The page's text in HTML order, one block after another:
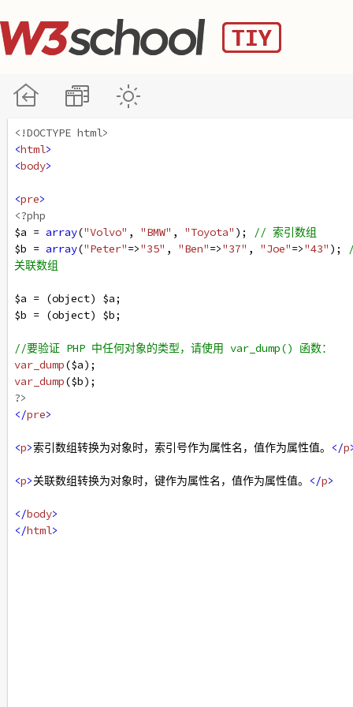
<!DOCTYPE html>
<html>
<body>
<pre>
<?php
$a = array("Volvo" , "BMW" , "Toyota" );
// 索引数组
$b = array("Peter"=>"35" , "Ben"=>"37" , "Joe"=>"43" );
关联数组
$a = (object) $a;
$b = (object) $b;
//要验证 PHP 中任何对象的类型，请使用 var_dump() 函数：
var_dump($a);
var_dump($b);
?>
</pre>
<p>索引数组转换为对象时，索引号作为属性名，值作为属性值。 </p
<p>关联数组转换为对象时，键作为属性名，值作为属性值。 </p>
</body>
</html>